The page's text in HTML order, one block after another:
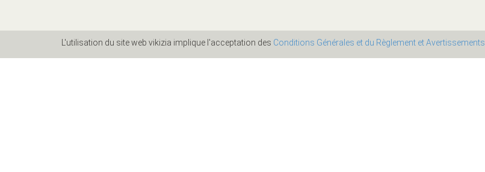
L'utilisation du site web vikizia implique l'acceptation des Conditions Générales et du Règlement et Avertissements